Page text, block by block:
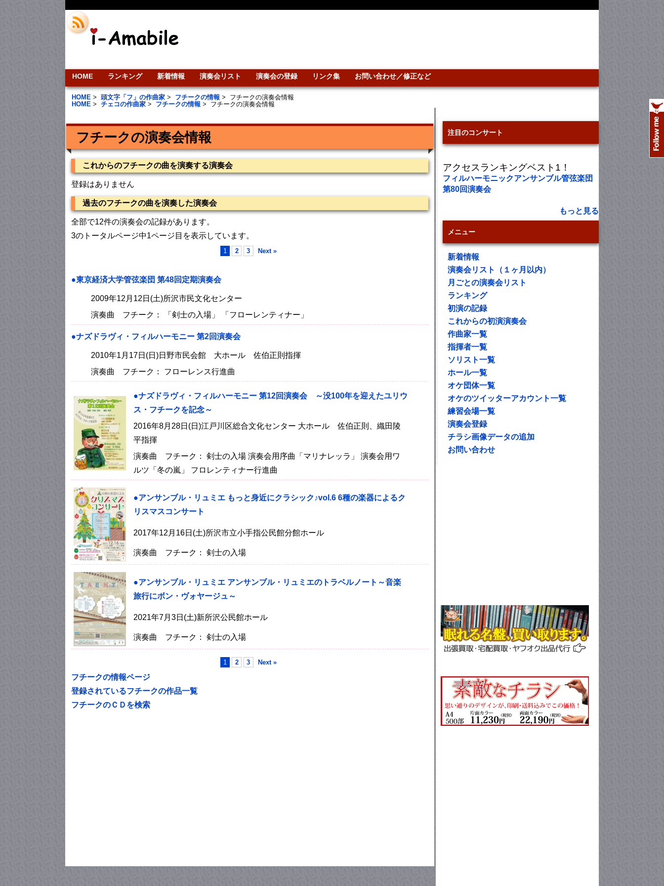
HOME ランキング 新着情報 演奏会リスト 演奏会の登録 リンク集 お問い合わせ／修正など
HOME > 頭文字「フ」の作曲家 > フチークの情報 > フチークの演奏会情報
HOME > チェコの作曲家 > フチークの情報 > フチークの演奏会情報
フチークの演奏会情報
これからのフチークの曲を演奏する演奏会
登録はありません
過去のフチークの曲を演奏した演奏会
全部で12件の演奏会の記録があります。
3のトータルページ中1ページ目を表示しています。
1 2 3 Next »
●東京経済大学管弦楽団 第48回定期演奏会
2009年12月12日(土)所沢市民文化センター
演奏曲 フチーク： 「剣士の入場」 「フローレンティナー」
●ナズドラヴィ・フィルハーモニー 第2回演奏会
2010年1月17日(日)日野市民会館 大ホール 佐伯正則指揮
演奏曲 フチーク： フローレンス行進曲
●ナズドラヴィ・フィルハーモニー 第12回演奏会 ～没100年を迎えたユリウ
ス・フチークを記念～
2016年8月28日(日)江戸川区総合文化センター 大ホール 佐伯正則、織田陵
平指揮
演奏曲 フチーク： 剣士の入場 演奏会用序曲「マリナレッラ」 演奏会用ワ
ルツ「冬の嵐」 フロレンティナー行進曲
●アンサンブル・リュミエ もっと身近にクラシック♪vol.6 6種の楽器によるク
リスマスコンサート
2017年12月16日(土)所沢市立小手指公民館分館ホール
演奏曲 フチーク： 剣士の入場
●アンサンブル・リュミエ アンサンブル・リュミエのトラベルノート～音楽
旅行にボン・ヴォヤージュ～
2021年7月3日(土)新所沢公民館ホール
演奏曲 フチーク： 剣士の入場
1 2 3 Next »
フチークの情報ページ
登録されているフチークの作品一覧
フチークのＣＤを検索
注目のコンサート
アクセスランキングベスト1！
フィルハーモニックアンサンブル管弦楽団
第80回演奏会
もっと見る
メニュー
新着情報
演奏会リスト（１ヶ月以内）
月ごとの演奏会リスト
ランキング
初演の記録
これからの初演演奏会
作曲家一覧
指揮者一覧
ソリスト一覧
ホール一覧
オケ団体一覧
オケのツイッターアカウント一覧
練習会場一覧
演奏会登録
チラシ画像データの追加
お問い合わせ